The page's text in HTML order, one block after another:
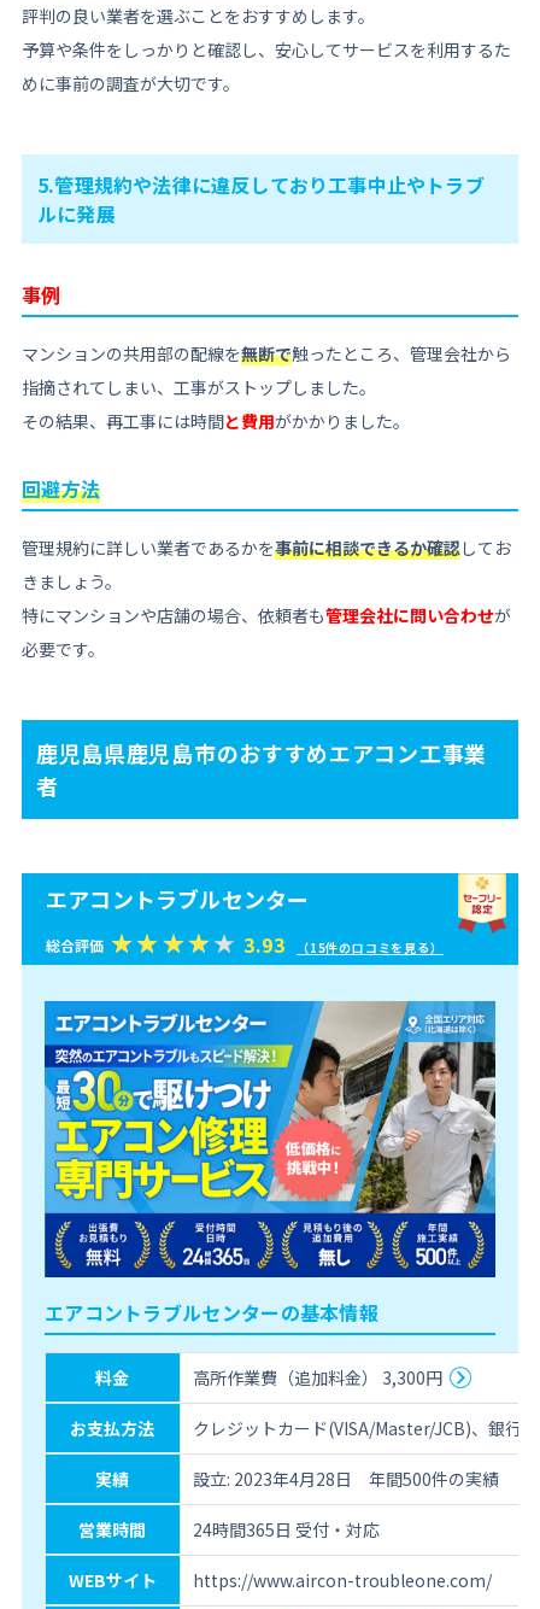
評判の良い業者を選ぶことをおすすめします。
予算や条件をしっかりと確認し、安心してサービスを利用するた
めに事前の調査が大切です。
5.管理規約や法律に違反しており工事中止やトラブ
ルに発展
事例
マンションの共用部の配線を無断で触ったところ、管理会社から
指摘されてしまい、工事がストップしました。
その結果、再工事には時間と費用がかかりました。
回避方法
管理規約に詳しい業者であるかを事前に相談できるか確認してお
きましょう。
特にマンションや店舗の場合、依頼者も管理会社に問い合わせが
必要です。
鹿児島県鹿児島市のおすすめエアコン工事業
者
エアコントラブルセンター
総合評価 3.93 （15件の口コミを見る）
エアコントラブルセンターの基本情報
料金 高所作業費（追加料金） 3,300円
お支払方法 クレジットカード(VISA/Master/JCB)、銀行
実績 設立: 2023年4月28日 年間500件の実績
営業時間 24時間365日 受付・対応
WEBサイト https://www.aircon-troubleone.com/